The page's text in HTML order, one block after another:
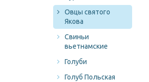
Овцы святого
Якова
Свиньи
вьетнамские
Голуби
Голуб Польская